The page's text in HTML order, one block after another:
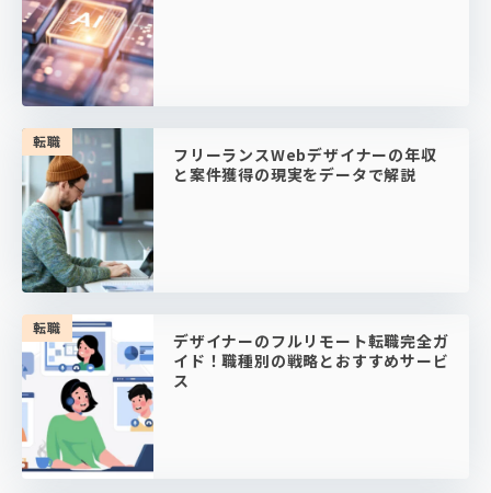
転職
フリーランスWebデザイナーの年収
と案件獲得の現実をデータで解説
転職
デザイナーのフルリモート転職完全ガ
イド！職種別の戦略とおすすめサービ
ス